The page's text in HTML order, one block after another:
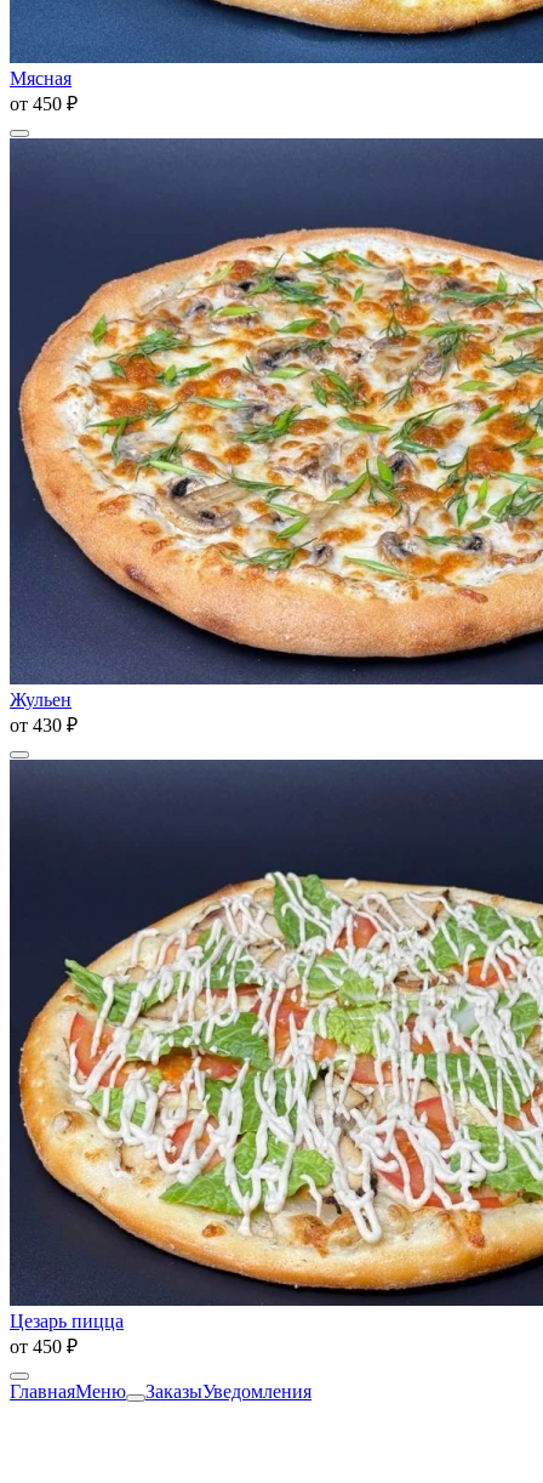
Мясная
от 450 ₽
Жульен
от 430 ₽
Цезарь пицца
от 450 ₽
ГлавнаяМеню ЗаказыУведомления